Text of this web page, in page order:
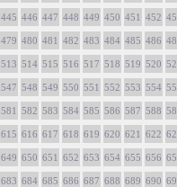
445 446 447 448 449 450 451 452
479 480 481 482 483 484 485 486
513 514 515 516 517 518 519 520
547 548 549 550 551 552 553 554
581 582 583 584 585 586 587 588
615 616 617 618 619 620 621 622
649 650 651 652 653 654 655 656
683 684 685 686 687 688 689 690